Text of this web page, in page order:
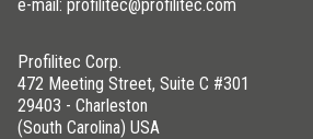
e-mail: profilitec@profilitec.com
Profilitec Corp.
472 Meeting Street, Suite C #301
29403 - Charleston
(South Carolina) USA